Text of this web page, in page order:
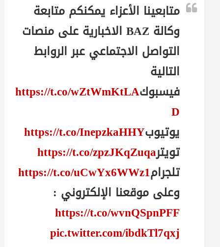
متابعينا الأعزاء يمكنكم متابعة
وكالة BAZ الاخبارية على منصات
التواصل الاجتماعي عبر الروابط
التالية
فيسبوكhttps://t.co/wZtWmKtLA
D
يوتيوبhttps://t.co/InepzkaHHY
تويترhttps://t.co/zpzJKqZuqa
تلجرامhttps://t.co/uCwYx6WWz1
وعلى موقعنا الإلكتروني :
https://t.co/wvnQSpnPFF
pic.twitter.com/ibdkTl7qxj